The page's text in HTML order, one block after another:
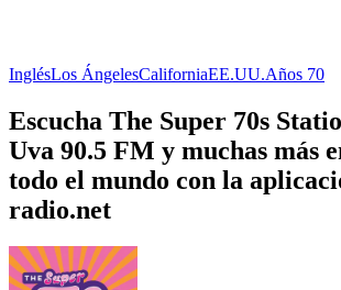
InglésLos ÁngelesCaliforniaEE.UU.Años 70
Escucha The Super 70s
Uva 90.5 FM y muchas más
todo el mundo con la
radio.net